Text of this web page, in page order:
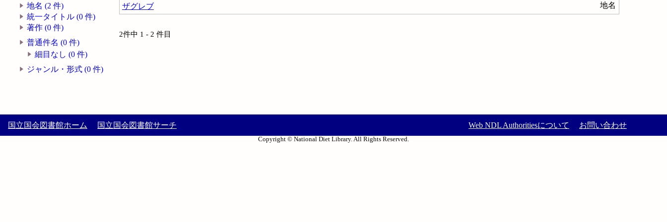
地名 (2 件)
統一タイトル (0 件)
著作 (0 件)
普通件名 (0 件)
細目なし (0 件)
ジャンル・形式 (0 件)
ザグレブ
地名
2件中 1 - 2 件目
国立国会図書館ホーム 国立国会図書館サーチ Web NDL Authoritiesについて お問い合わせ
Copyright © National Diet Library. All Rights Reserved.